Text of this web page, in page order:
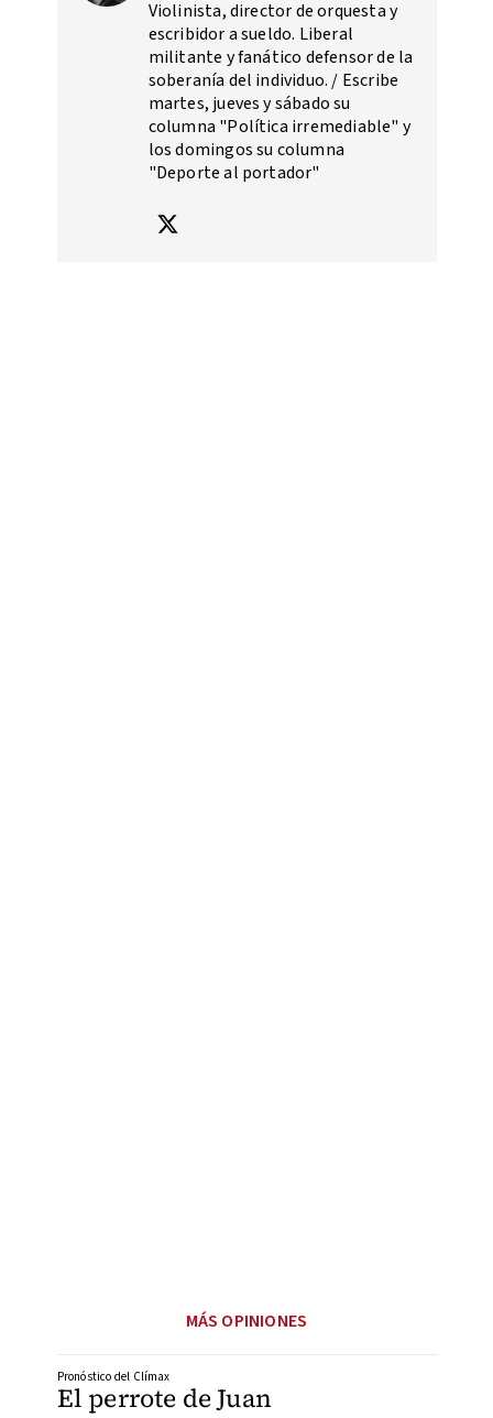
Violinista, director de orquesta y
escribidor a sueldo. Liberal
militante y fanático defensor de la
soberanía del individuo. / Escribe
martes, jueves y sábado su
columna "Política irremediable" y
los domingos su columna
"Deporte al portador"
MÁS OPINIONES
El perrote de Juan
Pronóstico del Clímax